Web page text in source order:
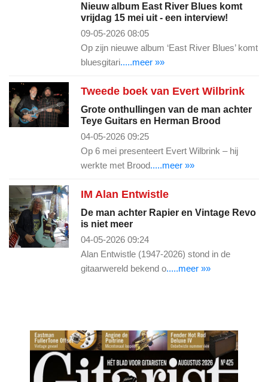
Nieuw album East River Blues komt
vrijdag 15 mei uit - een interview!
09-05-2026 08:05
Op zijn nieuwe album ‘East River Blues’ komt
bluesgitari.....meer »»
Tweede boek van Evert Wilbrink
Grote onthullingen van de man achter
Teye Guitars en Herman Brood
04-05-2026 09:25
Op 6 mei presenteert Evert Wilbrink – hij
werkte met Brood.....meer »»
IM Alan Entwistle
De man achter Rapier en Vintage Revo
is niet meer
04-05-2026 09:24
Alan Entwistle (1947-2026) stond in de
gitaarwereld bekend o.....meer »»